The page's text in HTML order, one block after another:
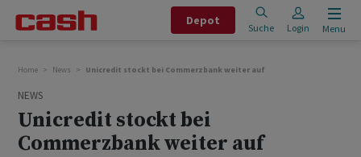
Depot
Suche Login Menu
Home News Unicredit stockt bei Commerzbank weiter auf
NEWS
Unicredit stockt bei
Commerzbank weiter auf